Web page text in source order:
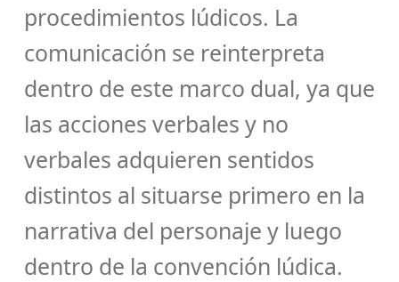
procedimientos lúdicos. La
comunicación se reinterpreta
dentro de este marco dual, ya que
las acciones verbales y no
verbales adquieren sentidos
distintos al situarse primero en la
narrativa del personaje y luego
dentro de la convención lúdica.